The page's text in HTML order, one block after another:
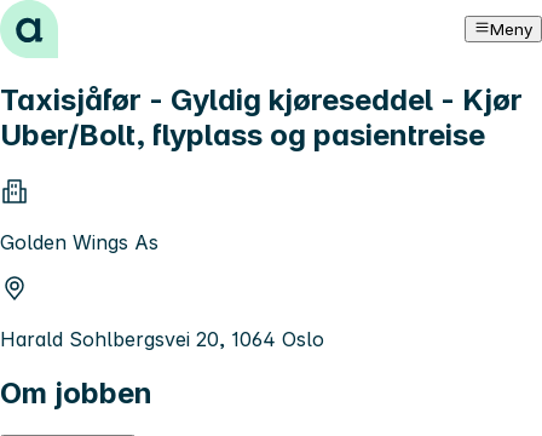
Hopp til innhold Meny
Taxisjåfør - Gyldig kjøreseddel - Kjør
Uber/Bolt, flyplass og pasientreise
Golden Wings As
Harald Sohlbergsvei 20, 1064 Oslo
Om jobben